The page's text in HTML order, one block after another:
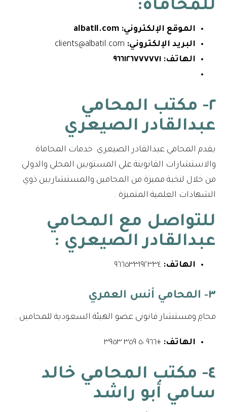
للمحاماة:
الموقع الإلكتروني: albatil.com
البريد الإلكتروني:
الهاتف: ٩٦٦١٢٦٧٧٧٧٧١
٢- مكتب المحامي
عبدالقادر الصيعري
يقدم المحامي عبدالقادر الصيعري خدمات المحاماة
والاستشارات القانوينة علي المستويين المحلي والدولي
من خلال لنخبة مميزة من المحامين والمستشاريين ذوي
الشهادات العلمية المتميزة .
للتواصل مع المحامي
عبدالقادر الصيعري :
الهاتف:
٣- المحامي أنس العمري
محامِ ومستشار قانوني عضو الهيئة السعودية للمحامين .
الهاتف: +٩٦٦ ٥٠ ٣٥٩ ٣٩٥٣
٤- مكتب المحامي خالد
سامي أبو راشد